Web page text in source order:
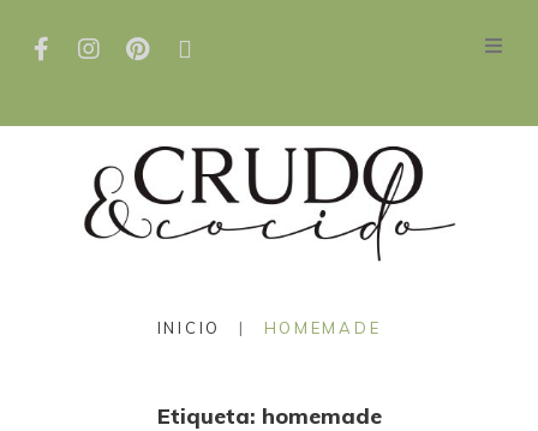
INICIO | HOMEMADE
Etiqueta: homemade